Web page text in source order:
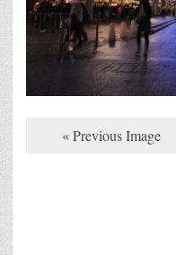
« Previous Image